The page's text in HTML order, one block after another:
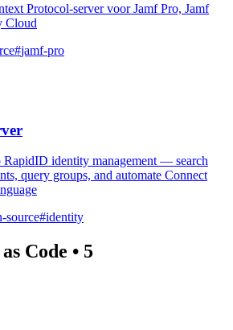
Protocol-server voor Jamf Pro, Jamf
Cloud
#jamf-pro
RapidID identity management — search
query groups, and automate Connect
source#identity
Code • 5